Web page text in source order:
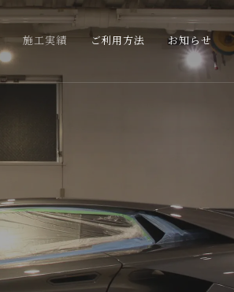
施工実績 ご利用方法 お知らせ